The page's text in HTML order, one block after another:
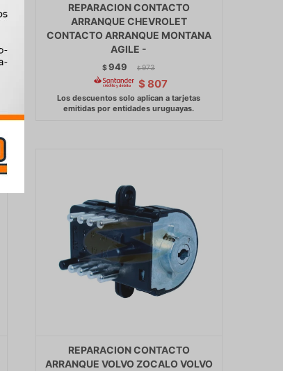
REPARACION CONTACTO
ARRANQUE CHEVROLET
CONTACTO ARRANQUE MONTANA
AGILE -
$949 $ 973
$ 807
REPARACION CONTACTO
ARRANQUE VOLVO ZOCALO VOLVO